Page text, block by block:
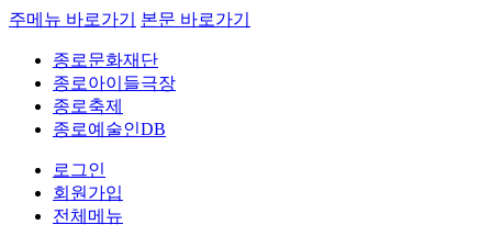
주메뉴 바로가기 본문 바로가기
종로문화재단
종로아이들극장
종로축제
종로예술인DB
로그인
회원가입
전체메뉴